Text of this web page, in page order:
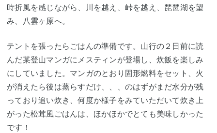
時折風を感じながら、川を越え、峠を越え、琵琶湖を望
み、八雲ヶ原へ。
テントを張ったらごはんの準備です。山行の２日前に読
んだ某登山マンガにメスティンが登場し、炊飯を楽しみ
にしていました。マンガのとおり固形燃料をセット、火
が消えたら後は蒸らすだけ、、、のはずがまだ水分が残
っており追い炊き、何度か様子をみていただいて炊き上
がった松茸風ごはんは、ほかほかでとても美味しかった
です！